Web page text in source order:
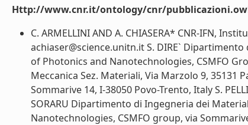
Http://www.cnr.it/ontology/cnr/
C. ARMELLINI AND A. CHIASERA* CNR-IFN,
achiaser@science.unitn.it S. DIRE`
of Photonics and Nanotechnologies, CSMFO
Meccanica Sez. Materiali, Via Marzolo 9, 35131
Sommarive 14, I-38050 Povo-Trento, Italy S.
SORARU Dipartimento di Ingegneria dei
Nanotechnologies, CSMFO group, via